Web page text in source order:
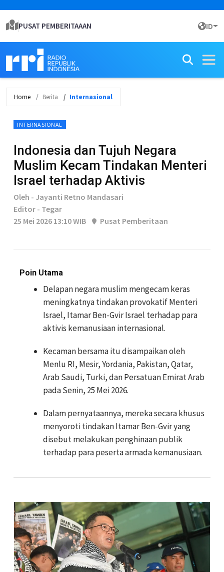
PUSAT PEMBERITAAAN ID
Home Berita Internasional
INTERNASIONAL
Indonesia dan Tujuh Negara
Muslim Kecam Tindakan Menteri
Israel terhadap Aktivis
Oleh - Jayanti Retno Mandasari
Editor - Tegar
25 Mei 2026 13:10 WIB
Pusat Pemberitaan
Poin Utama
Delapan negara muslim mengecam keras
meningkatnya tindakan provokatif Menteri
Israel, Itamar Ben-Gvir Israel terhadap para
aktivis kemanusiaan internasional.
Kecaman bersama itu disampaikan oleh
Menlu RI, Mesir, Yordania, Pakistan, Qatar,
Arab Saudi, Turki, dan Persatuan Emirat Arab
pada Senin, 25 Mei 2026.
Dalam pernyataannya, mereka secara khusus
menyoroti tindakan Itamar Ben-Gvir yang
disebut melakukan penghinaan publik
terhadap para peserta armada kemanusiaan.